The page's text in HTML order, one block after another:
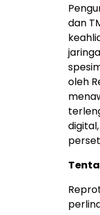
dan
oleh